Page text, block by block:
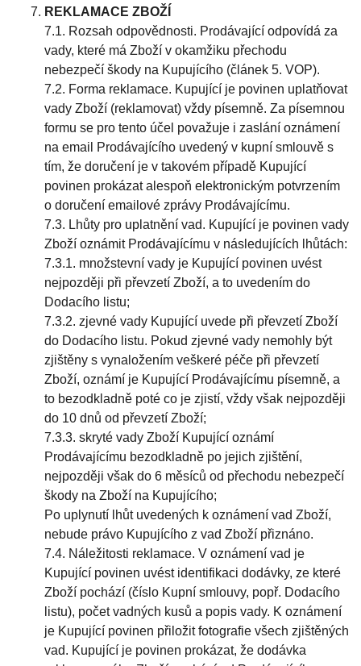
REKLAMACE ZBOŽÍ
7.1. Rozsah odpovědnosti. Prodávající odpovídá za
vady, které má Zboží v okamžiku přechodu
nebezpečí škody na Kupujícího (článek 5. VOP).
7.2. Forma reklamace. Kupující je povinen uplatňovat
vady Zboží (reklamovat) vždy písemně. Za písemnou
formu se pro tento účel považuje i zaslání oznámení
na email Prodávajícího uvedený v kupní smlouvě s
tím, že doručení je v takovém případě Kupující
povinen prokázat alespoň elektronickým potvrzením
o doručení emailové zprávy Prodávajícímu.
7.3. Lhůty pro uplatnění vad. Kupující je povinen vady
Zboží oznámit Prodávajícímu v následujících lhůtách:
7.3.1. množstevní vady je Kupující povinen uvést
nejpozději při převzetí Zboží, a to uvedením do
Dodacího listu;
7.3.2. zjevné vady Kupující uvede při převzetí Zboží
do Dodacího listu. Pokud zjevné vady nemohly být
zjištěny s vynaložením veškeré péče při převzetí
Zboží, oznámí je Kupující Prodávajícímu písemně, a
to bezodkladně poté co je zjistí, vždy však nejpozději
do 10 dnů od převzetí Zboží;
7.3.3. skryté vady Zboží Kupující oznámí
Prodávajícímu bezodkladně po jejich zjištění,
nejpozději však do 6 měsíců od přechodu nebezpečí
škody na Zboží na Kupujícího;
Po uplynutí lhůt uvedených k oznámení vad Zboží,
nebude právo Kupujícího z vad Zboží přiznáno.
7.4. Náležitosti reklamace. V oznámení vad je
Kupující povinen uvést identifikaci dodávky, ze které
Zboží pochází (číslo Kupní smlouvy, popř. Dodacího
listu), počet vadných kusů a popis vady. K oznámení
je Kupující povinen přiložit fotografie všech zjištěných
vad. Kupující je povinen prokázat, že dodávka